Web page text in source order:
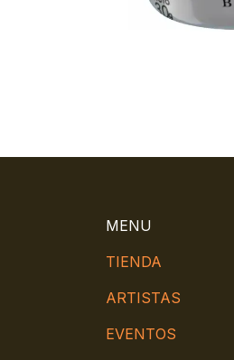
MENU
TIENDA
ARTISTAS
EVENTOS